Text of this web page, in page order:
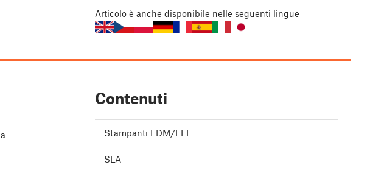
Articolo è anche disponibile nelle seguenti lingue
Contenuti
Stampanti FDM/FFF
SLA